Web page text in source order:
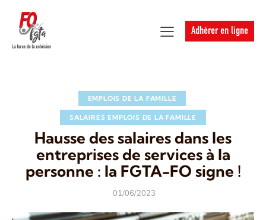
Adhérer en ligne
EMPLOIS DE LA FAMILLE
SALAIRES EMPLOIS DE LA FAMILLE
Hausse des salaires dans les
entreprises de services à la
personne : la FGTA-FO signe !
01/06/2023